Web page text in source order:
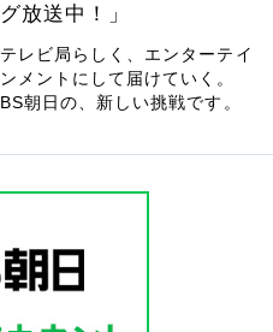
グ放送中！」
テレビ局らしく、エンターテイ
ンメントにして届けていく。
BS朝日の、新しい挑戦です。